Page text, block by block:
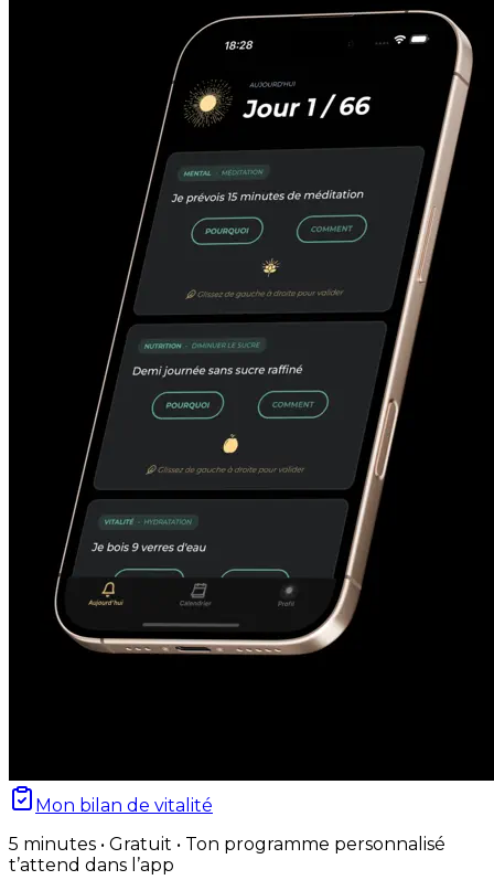
Mon bilan de vitalité
5 minutes • Gratuit • Ton programme personnalisé
t’attend dans l’app